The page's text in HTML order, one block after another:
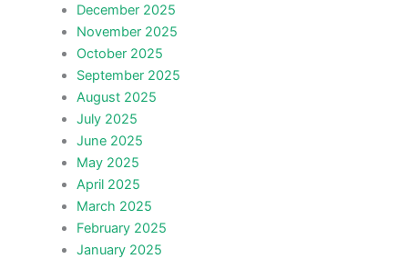
December 2025
November 2025
October 2025
September 2025
August 2025
July 2025
June 2025
May 2025
April 2025
March 2025
February 2025
January 2025